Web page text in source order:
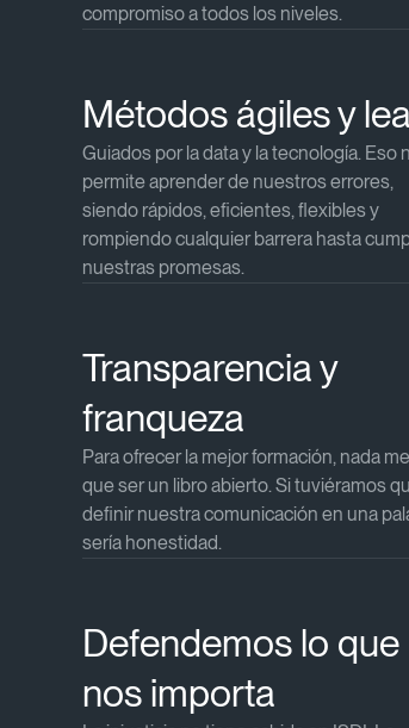
compromiso a todos los niveles.​​
Métodos ágiles y
Guiados por la data y la tecnología. Eso
permite aprender de nuestros errores,
siendo rápidos, eficientes, flexibles y
rompiendo cualquier barrera hasta
nuestras promesas.​​
Transparencia y
franqueza​
Para ofrecer la mejor formación, nada
que ser un libro abierto. Si tuviéramos
definir nuestra comunicación en una
sería honestidad.​​
Defendemos lo que
nos importa​